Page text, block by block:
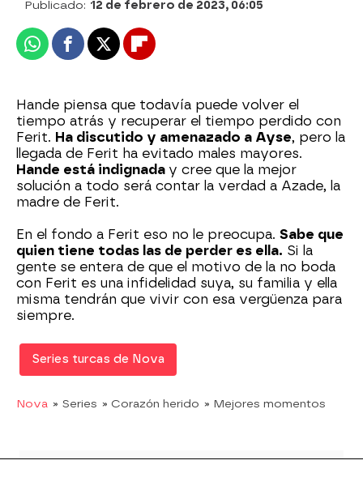
Publicado: 12 de febrero de 2023, 06:05
WhatsappFacebook
X Flipboard
Hande piensa que todavía puede volver el
tiempo atrás y recuperar el tiempo perdido con
Ferit. Ha discutido y amenazado a Ayse, pero la
llegada de Ferit ha evitado males mayores.
Hande está indignada y cree que la mejor
solución a todo será contar la verdad a Azade, la
madre de Ferit.
En el fondo a Ferit eso no le preocupa. Sabe que
quien tiene todas las de perder es ella. Si la
gente se entera de que el motivo de la no boda
con Ferit es una infidelidad suya, su familia y ella
misma tendrán que vivir con esa vergüenza para
siempre.
Series turcas de Nova
Nova » Series » Corazón herido » Mejores momentos